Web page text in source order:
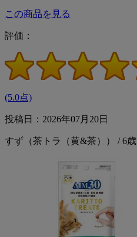
この商品を見る
評価：
(5.0点)
投稿日：2026年07月20日
すず（茶トラ（黄&茶）） / 6歳